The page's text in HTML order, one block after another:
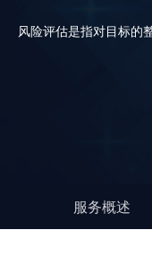
风险评估是指对目标的
服务概述